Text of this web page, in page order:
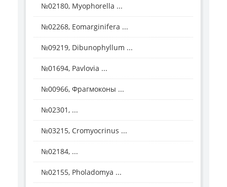
№02180, Myophorella ...
№02268, Eomarginifera ...
№09219, Dibunophyllum ...
№01694, Pavlovia ...
№00966, Фрагмоконы ...
№02301, ...
№03215, Cromyocrinus ...
№02184, ...
№02155, Pholadomya ...